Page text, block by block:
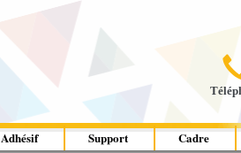
Adhésif Support Cadre